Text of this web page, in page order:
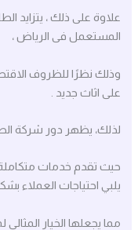
علاوة على ذلك ، يتزايد
المستعمل فى الرياض ،
وذلك نظرًا للظروف
على اثاث جديد .
لذلك، يظهر دور شركة
حيث تقدم خدمات
يلبي احتياجات العملاء
مما يجعلها الخيار